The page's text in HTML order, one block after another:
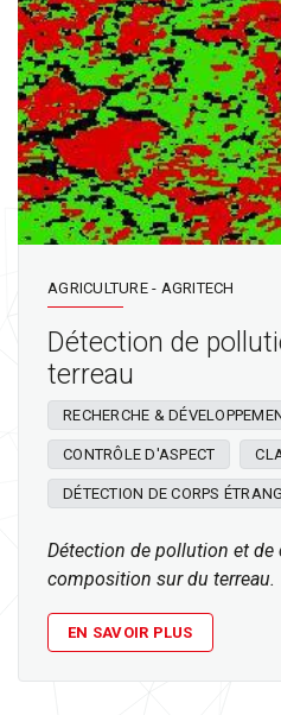
AGRICULTURE - AGRITECH
Détection de
terreau
RECHERCHE &
CONTRÔLE D'ASPECT
DÉTECTION DE CORPS
Détection de pollution et de
composition sur du terreau.
EN SAVOIR PLUS